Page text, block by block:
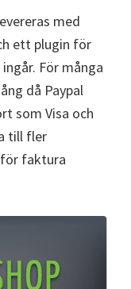
med
ett plugin för
För många
då Paypal
som Visa och
till fler
faktura